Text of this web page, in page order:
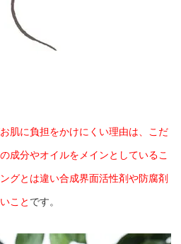
肌に負担をかけにくい理由は、こだ
成分やオイルをメインとしているこ
グとは違い合成界面活性剤や防腐剤
こと です。